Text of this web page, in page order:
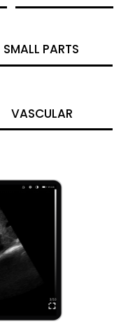
SMALL PARTS
VASCULAR